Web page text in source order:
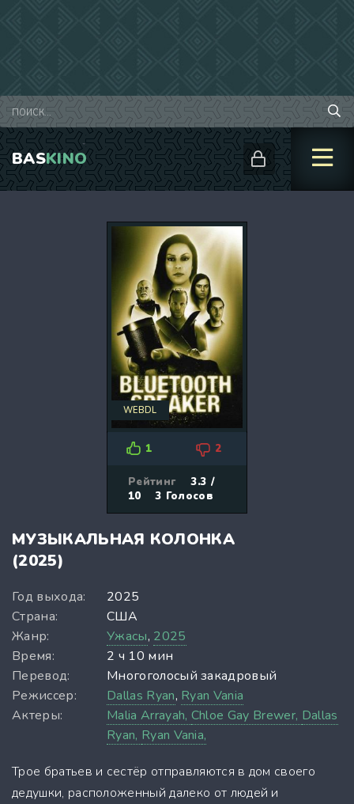
BASKINO
WEBDL
1 2
Рейтинг
3.3 /
10
3 Голосов
МУЗЫКАЛЬНАЯ КОЛОНКА
(2025)
Год выхода:
2025
Страна:
США
Жанр:
Ужасы, 2025
Время:
2 ч 10 мин
Перевод:
Многоголосый закадровый
Режиссер:
Dallas Ryan, Ryan Vania
Актеры:
Malia Arrayah, Chloe Gay Brewer, Dallas
Ryan, Ryan Vania,
Трое братьев и сестёр отправляются в дом своего
дедушки, расположенный далеко от людей и